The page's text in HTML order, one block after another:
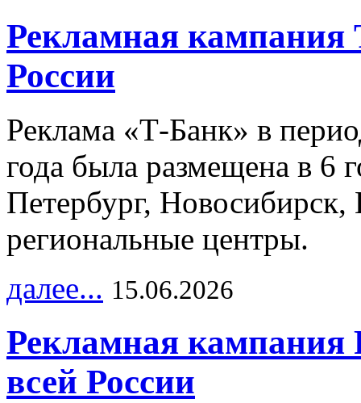
Рекламная кампания
России
Реклама «Т-Банк» в
года была размещена в 6
Петербург,
региональные центры.
далее... 15.06.2026
Рекламная
всей России